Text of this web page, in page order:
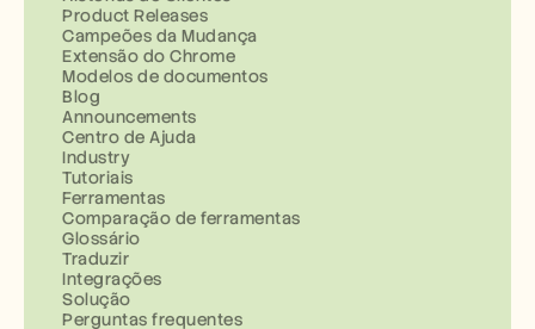
Product Releases
Campeões da Mudança
Extensão do Chrome
Modelos de documentos
Blog
Announcements
Centro de Ajuda
Industry
Tutoriais
Ferramentas
Comparação de ferramentas
Glossário
Traduzir
Integrações
Solução
Perguntas frequentes